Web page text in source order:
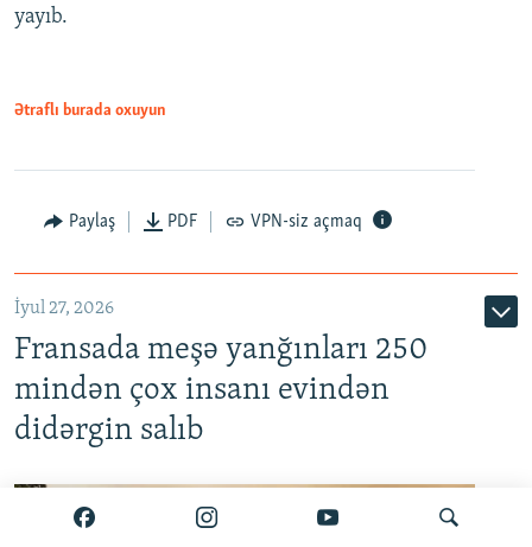
yayıb.
Ətraflı burada oxuyun
Paylaş PDF VPN-siz açmaq
İyul 27, 2026
Fransada meşə yanğınları 250
mindən çox insanı evindən
didərgin salıb